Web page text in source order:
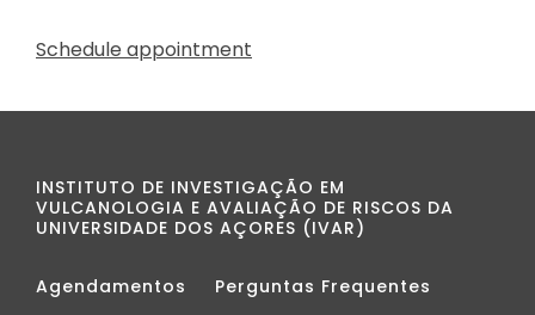
Schedule appointment
INSTITUTO DE INVESTIGAÇÃO EM
VULCANOLOGIA E AVALIAÇÃO DE RISCOS DA
UNIVERSIDADE DOS AÇORES (IVAR)
Agendamentos Perguntas Frequentes